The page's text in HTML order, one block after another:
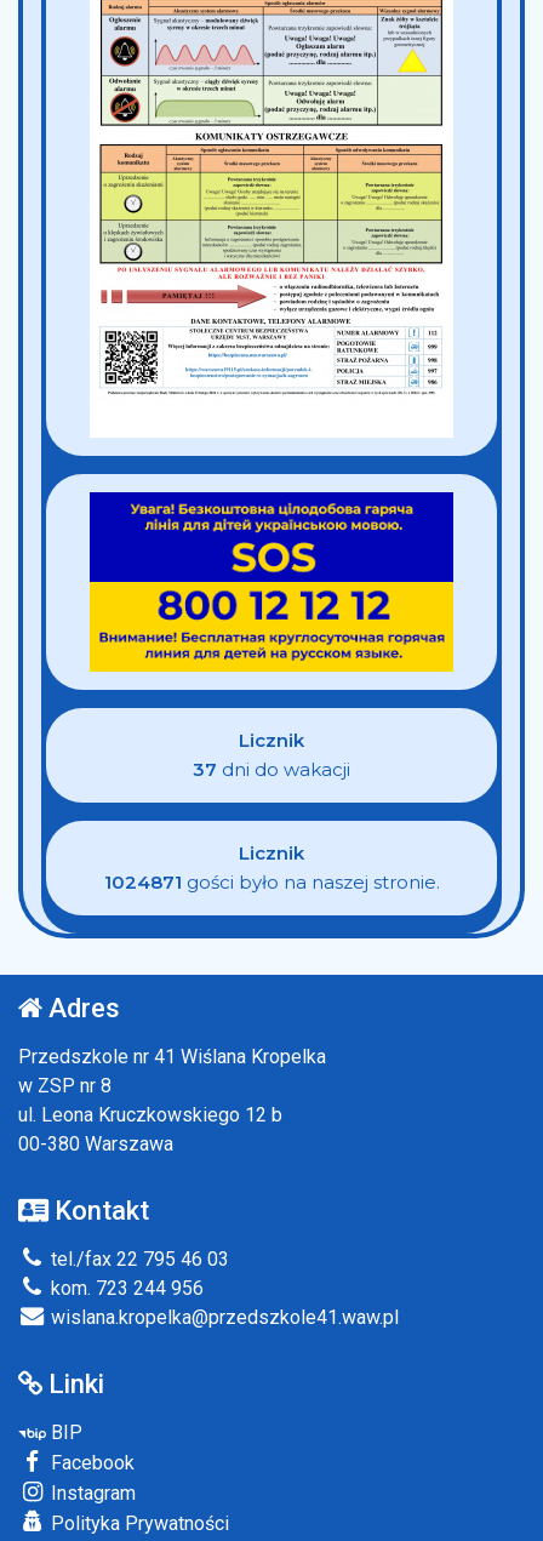
Licznik
37 dni do wakacji
Licznik
1024871 gości było na naszej stronie.
Adres
Przedszkole nr 41 Wiślana Kropelka
w ZSP nr 8
ul. Leona Kruczkowskiego 12 b
00-380 Warszawa
Kontakt
tel./fax 22 795 46 03
kom. 723 244 956
wislana.kropelka@przedszkole41.waw.pl
Linki
BIP
Facebook
Instagram
Polityka Prywatności